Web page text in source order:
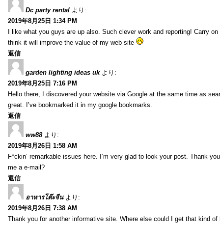
Dc party rental より:
2019年8月25日 1:34 PM
I like what you guys are up also. Such clever work and reporting! Carry
think it will improve the value of my web site
返信
garden lighting ideas uk より:
2019年8月25日 7:16 PM
Hello there, I discovered your website via Google at the same time as
great. I’ve bookmarked it in my google bookmarks.
返信
ww88 より:
2019年8月26日 1:58 AM
F*ckin’ remarkable issues here. I’m very glad to look your post. Thank
me a e-mail?
返信
อาหารโต๊ะจีน より:
2019年8月26日 7:38 AM
Thank you for another informative site. Where else could I get that kind